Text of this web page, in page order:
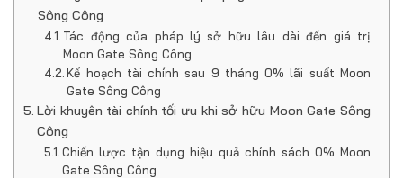
Sông Công
Tác động của pháp lý sở hữu lâu dài đến giá trị
Moon Gate Sông Công
Kế hoạch tài chính sau 9 tháng 0% lãi suất Moon
Gate Sông Công
Lời khuyên tài chính tối ưu khi sở hữu Moon Gate Sông
Công
Chiến lược tận dụng hiệu quả chính sách 0% Moon
Gate Sông Công